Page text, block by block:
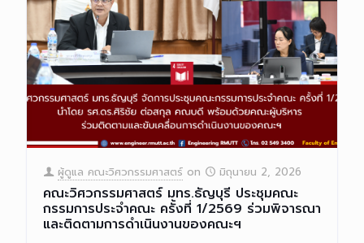
ผู้ดูแล คณะวิศวกรรมศาสตร์ on มิถุนายน 2, 2026
คณะวิศวกรรมศาสตร์ มทร.ธัญบุรี ประชุมคณะ
กรรมการประจำคณะ ครั้งที่ 1/2569 ร่วมพิจารณา
และติดตามการดำเนินงานของคณะฯ